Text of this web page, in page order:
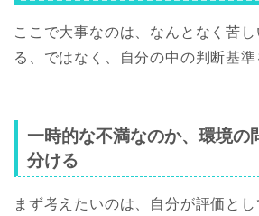
ここで大事なのは、なんとなく苦
る、ではなく、自分の中の判断基準
一時的な不満なのか、環境の
分ける
まず考えたいのは、自分が評価と